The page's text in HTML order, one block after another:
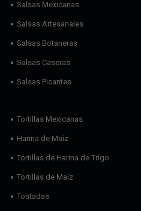
Salsas Mexicanas
Salsas Artesanales
Salsas Botaneras
Salsas Caseras
Salsas Picantes
Tortillas Mexicanas
Harina de Maíz
Tortillas de Harina de Trigo
Tortillas de Maíz
Tostadas